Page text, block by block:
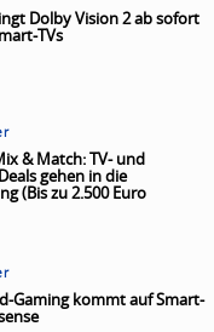
Dolby Vision 2 ab sofort
TVs
& Match: TV- und
gehen in die
(Bis zu 2.500 Euro
Gaming kommt auf Smart-